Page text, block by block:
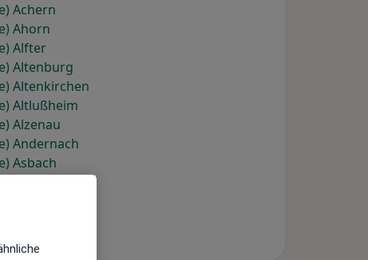
Achern
Ahorn
Alfter
Altenburg
Altenkirchen
Altlußheim
Alzenau
Andernach
Asbach